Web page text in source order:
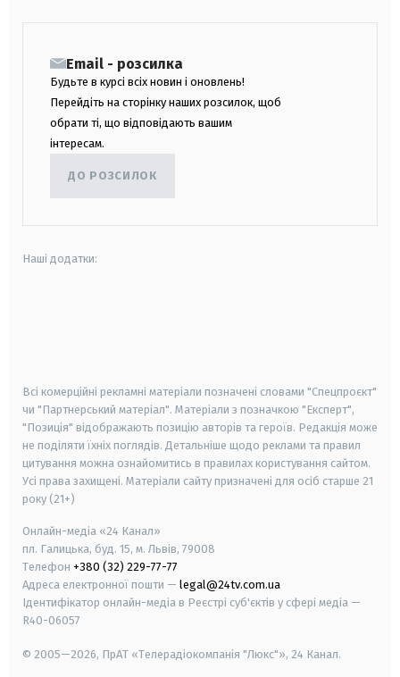
Email - розсилка
Будьте в курсі всіх новин і оновлень!
Перейдіть на сторінку наших розсилок, щоб
обрати ті, що відповідають вашим
інтересам.
ДО РОЗСИЛОК
Наші додатки:
Всі комерційні рекламні матеріали позначені словами "Спецпроєкт"
чи "Партнерський матеріал". Матеріали з позначкою "Експерт",
"Позиція" відображають позицію авторів та героїв. Редакція може
не поділяти їхніх поглядів. Детальніше щодо реклами та правил
цитування можна ознайомитись в правилах користування сайтом.
Усі права захищені. Матеріали сайту призначені для осіб старше 21
року (21+)
Онлайн-медіа «24 Канал»
пл. Галицька, буд. 15, м. Львів, 79008
Телефон +380 (32) 229-77-77
Адреса електронної пошти — legal@24tv.com.ua
Ідентифікатор онлайн-медіа в Реєстрі суб'єктів у сфері медіа —
R40-06057
© 2005—2026, ПрАТ «Телерадіокомпанія "Люкс"», 24 Канал.